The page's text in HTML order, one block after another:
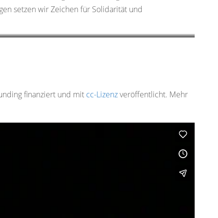
setzen wir Zeichen für Solidarität und
finanziert und mit cc-Lizenzveröffentlicht. Mehr